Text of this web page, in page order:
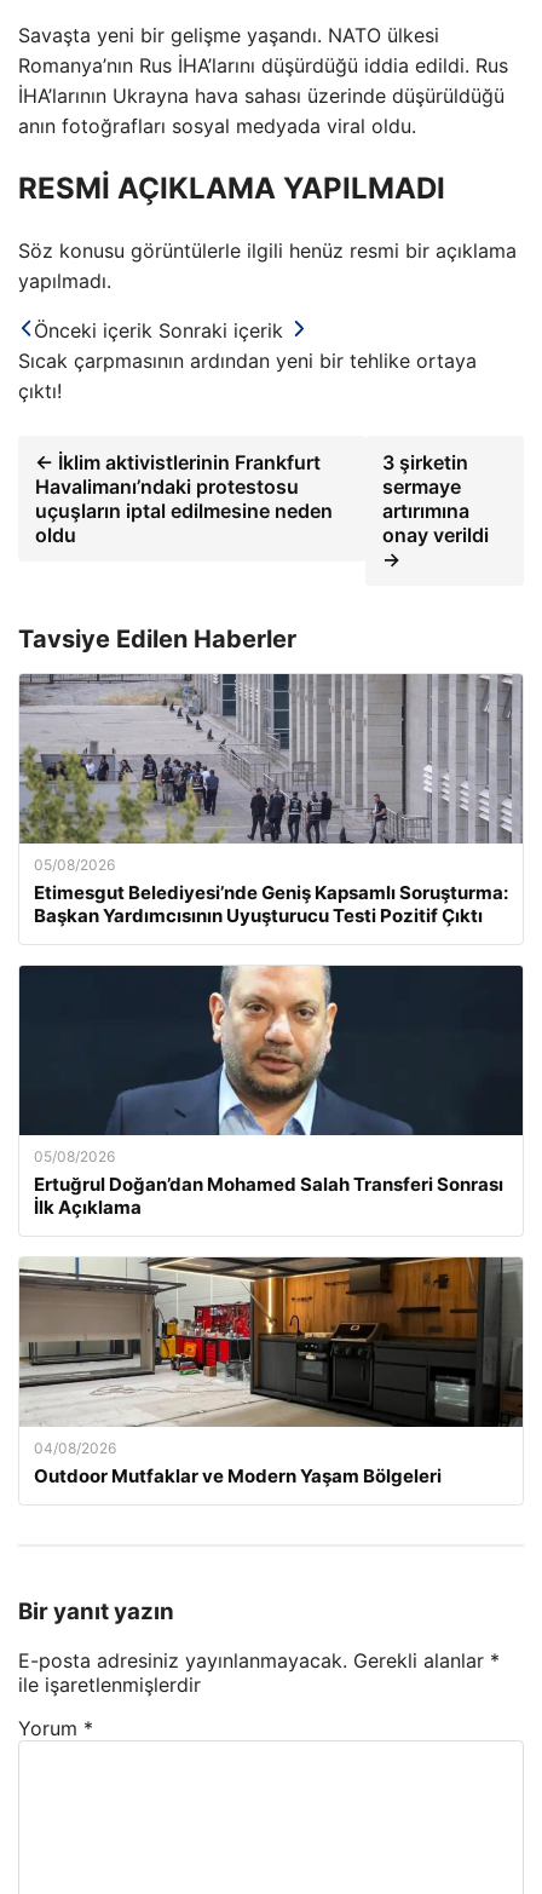
Savaşta yeni bir gelişme yaşandı. NATO ülkesi
Romanya’nın Rus İHA’larını düşürdüğü iddia edildi. Rus
İHA’larının Ukrayna hava sahası üzerinde düşürüldüğü
anın fotoğrafları sosyal medyada viral oldu.
RESMİ AÇIKLAMA YAPILMADI
Söz konusu görüntülerle ilgili henüz resmi bir açıklama
yapılmadı.
Önceki içerik Sonraki içerik
Sıcak çarpmasının ardından yeni bir tehlike ortaya
çıktı!
← İklim aktivistlerinin Frankfurt
Havalimanı’ndaki protestosu
uçuşların iptal edilmesine neden
oldu
3 şirketin
sermaye
artırımına
onay verildi
→
Tavsiye Edilen Haberler
05/08/2026
Etimesgut Belediyesi’nde Geniş Kapsamlı Soruşturma:
Başkan Yardımcısının Uyuşturucu Testi Pozitif Çıktı
05/08/2026
Ertuğrul Doğan’dan Mohamed Salah Transferi Sonrası
İlk Açıklama
04/08/2026
Outdoor Mutfaklar ve Modern Yaşam Bölgeleri
Bir yanıt yazın
E-posta adresiniz yayınlanmayacak. Gerekli alanlar *
ile işaretlenmişlerdir
Yorum *